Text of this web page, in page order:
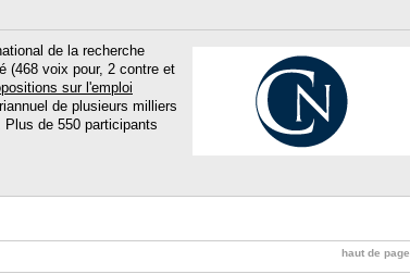
de la recherche
(468 voix pour, 2 contre et
sur l'emploi
de plusieurs milliers
de 550 participants
haut de page